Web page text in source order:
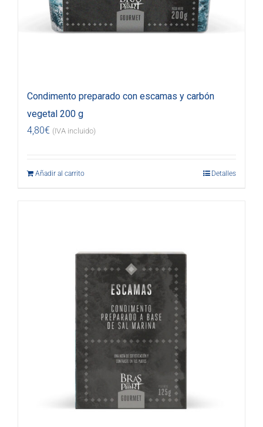
Condimento preparado con escamas y carbón
vegetal 200 g
4,80€ (IVA incluido)
Añadir al carrito Detalles